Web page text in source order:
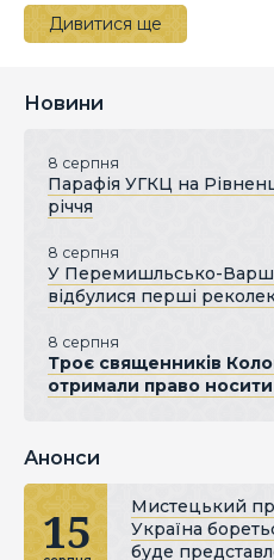
Дивитися ще
Новини
8 серпня
Парафія УГКЦ на
річчя
8 серпня
У Перемишльсько-
відбулися перші
8 серпня
Троє священників
отримали право
Анонси
15
Мистецький
Україна
буде